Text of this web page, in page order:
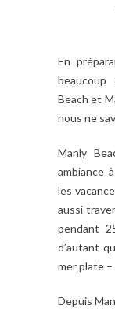
En
Beach et
nous ne
Manly
ambiance
les
aussi
pendant
d’autant
mer plate –
Depuis